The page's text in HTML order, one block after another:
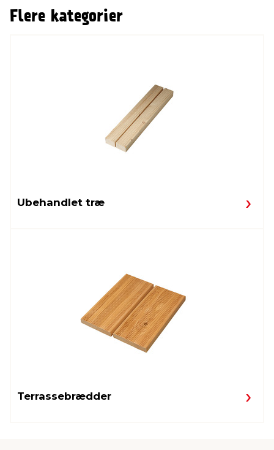
Flere kategorier
Ubehandlet træ
Terrassebrædder